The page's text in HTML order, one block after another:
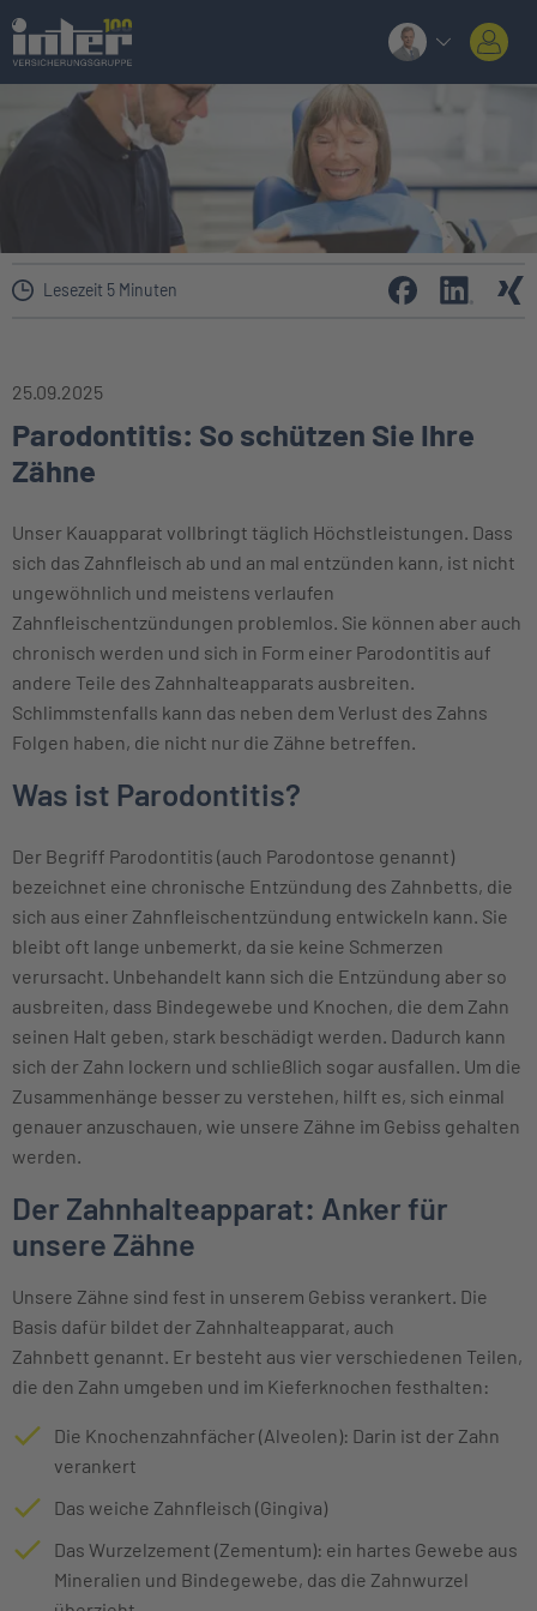
Lesezeit 5 Minuten
25.09.2025
Parodontitis: So schützen Sie Ihre
Zähne
Unser Kauapparat vollbringt täglich Höchstleistungen. Dass
sich das Zahnfleisch ab und an mal entzünden kann, ist nicht
ungewöhnlich und meistens verlaufen
Zahnfleischentzündungen problemlos. Sie können aber auch
chronisch werden und sich in Form einer Parodontitis auf
andere Teile des Zahnhalteapparats ausbreiten.
Schlimmstenfalls kann das neben dem Verlust des Zahns
Folgen haben, die nicht nur die Zähne betreffen.
Was ist Parodontitis?
Der Begriff Parodontitis (auch Parodontose genannt)
bezeichnet eine chronische Entzündung des Zahnbetts, die
sich aus einer Zahnfleischentzündung entwickeln kann. Sie
bleibt oft lange unbemerkt, da sie keine Schmerzen
verursacht. Unbehandelt kann sich die Entzündung aber so
ausbreiten, dass Bindegewebe und Knochen, die dem Zahn
seinen Halt geben, stark beschädigt werden. Dadurch kann
sich der Zahn lockern und schließlich sogar ausfallen. Um die
Zusammenhänge besser zu verstehen, hilft es, sich einmal
genauer anzuschauen, wie unsere Zähne im Gebiss gehalten
werden.
Der Zahnhalteapparat: Anker für
unsere Zähne
Unsere Zähne sind fest in unserem Gebiss verankert. Die
Basis dafür bildet der Zahnhalteapparat, auch
Zahnbett genannt. Er besteht aus vier verschiedenen Teilen,
die den Zahn umgeben und im Kieferknochen festhalten:
Die Knochenzahnfächer (Alveolen): Darin ist der Zahn
verankert
Das weiche Zahnfleisch (Gingiva)
Das Wurzelzement (Zementum): ein hartes Gewebe aus
Mineralien und Bindegewebe, das die Zahnwurzel